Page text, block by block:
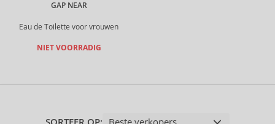
GAP NEAR
Eau de Toilette voor vrouwen
NIET VOORRADIG